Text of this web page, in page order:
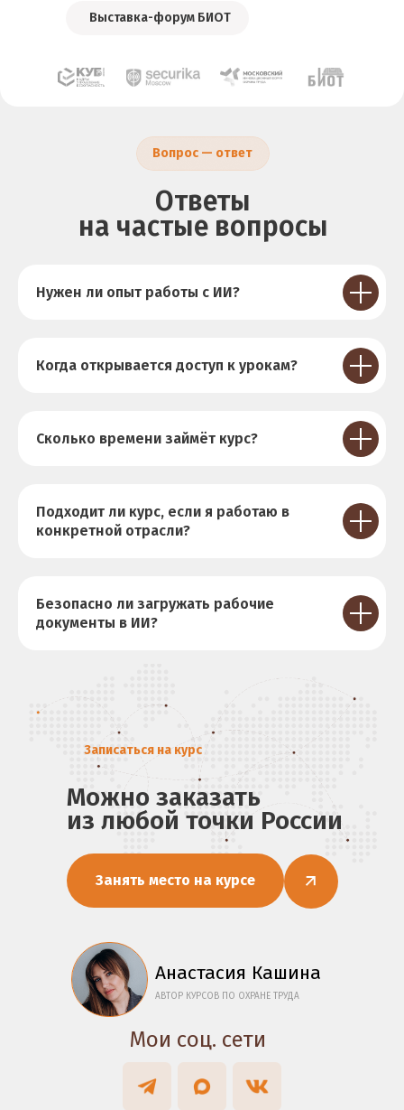
Выставка-форум БИОТ
Ответы
на частые вопросы
Вопрос — ответ
Нужен ли опыт работы с ИИ?
Когда открывается доступ к урокам?
Сколько времени займёт курс?
Подходит ли курс, если я работаю в
конкретной отрасли?
Безопасно ли загружать рабочие
документы в ИИ?
Записаться на курс
Занять место на курсе
Можно заказать
из любой точки России
АВТОР КУРСОВ ПО ОХРАНЕ ТРУДА
Анастасия Кашина
Мои соц. сети